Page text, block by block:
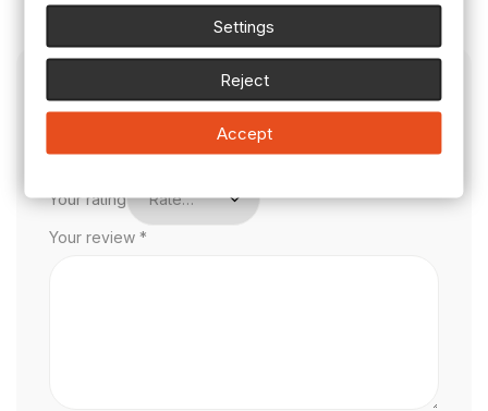
Il n’y a encore aucun avis
Be the first to review “Nasenolive Gr 1”
Deine E-Mail-Adresse wird nicht veröffentlicht.
Erforderliche Felder sind mit*markiert
Your rating
Your review *
Settings
Reject
Accept